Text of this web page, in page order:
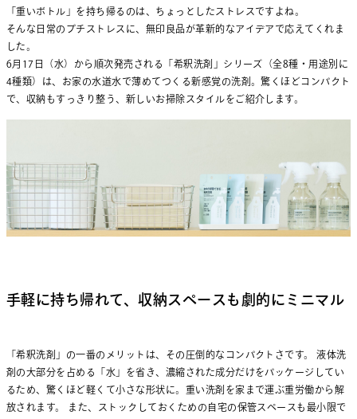
「重いボトル」を持ち帰るのは、ちょっとしたストレスですよね。
そんな日常のプチストレスに、無印良品が革新的なアイデアで応えてくれま
した。
6月17日（水）から順次発売される「希釈洗剤」シリーズ（全8種・用途別に
4種類）は、お家の水道水で薄めてつくる新感覚の洗剤。驚くほどコンパクト
で、収納もすっきり整う、新しいお掃除スタイルをご紹介します。
手軽に持ち帰れて、収納スペースも劇的にミニマル
「希釈洗剤」の一番のメリットは、その圧倒的なコンパクトさです。 液体洗
剤の大部分を占める「水」を省き、濃縮された成分だけをパッケージしてい
るため、驚くほど軽くて小さな形状に。重い洗剤を家まで運ぶ重労働から解
放されます。 また、ストックしておくための自宅の保管スペースも最小限で